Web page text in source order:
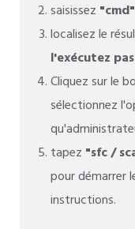
saisissez "cmd"
localisez le
l'exécutez
Cliquez sur le
sélectionnez
tapez "sfc /
pour démarrer
instructions.